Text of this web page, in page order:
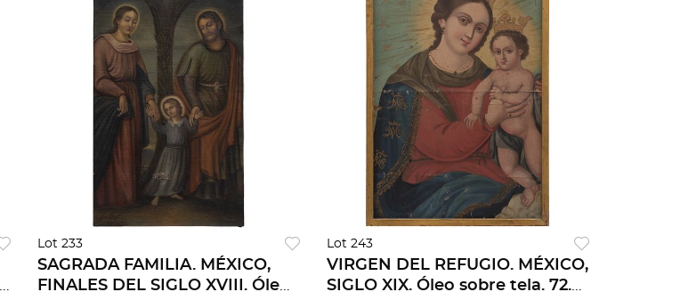
Lot 233
SAGRADA FAMILIA. MÉXICO,
FINALES DEL SIGLO XVIII. Óleo
Lot 243
VIRGEN DEL REFUGIO. MÉXICO,
SIGLO XIX. Óleo sobre tela. 72.5